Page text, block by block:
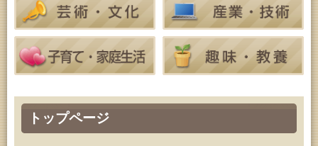
トップページ
理教室』」
2026年08月06日 (秋田市)
青少年教育 「THE KAGAKU」
2026年08月06日 (秋田市)
家庭教育「中央家庭教育学級」
2026年08月07日 (秋田市)
アートでツリー＆ネックレスを作ってみよう』」
2026年08月07日 (秋田市)
青少年教育「点字体験教室」
ャリア形成リスキリング支援センター」紹介のお知
らせ